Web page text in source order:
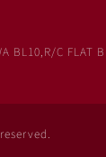
BL10,R/C FLAT B